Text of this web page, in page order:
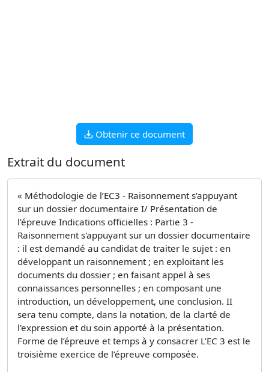
Obtenir ce document
Extrait du document
« Méthodologie de l’EC3 - Raisonnement s’appuyant
sur un dossier documentaire I/ Présentation de
l’épreuve Indications officielles : Partie 3 -
Raisonnement s'appuyant sur un dossier documentaire
: il est demandé au candidat de traiter le sujet : en
développant un raisonnement ; en exploitant les
documents du dossier ; en faisant appel à ses
connaissances personnelles ; en composant une
introduction, un développement, une conclusion. II
sera tenu compte, dans la notation, de la clarté de
l'expression et du soin apporté à la présentation.
Forme de l’épreuve et temps à y consacrer L’EC 3 est le
troisième exercice de l’épreuve composée.